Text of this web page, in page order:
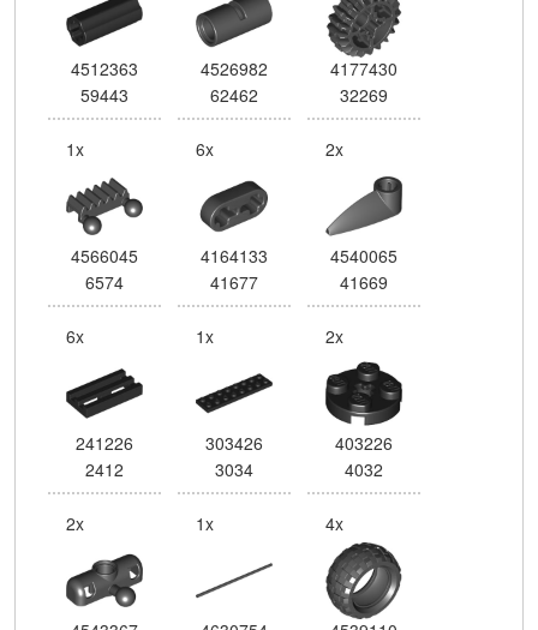
4512363
59443
4526982
62462
4177430
32269
1x
4566045
6574
6x
4164133
41677
2x
4540065
41669
6x
241226
2412
1x
303426
3034
2x
403226
4032
2x 1x 4x